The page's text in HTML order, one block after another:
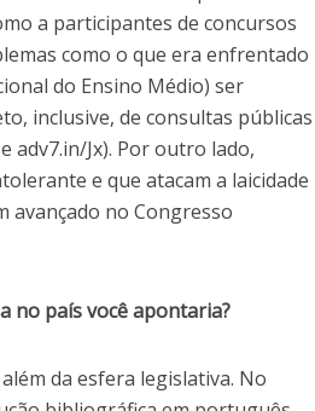
a participantes de concursos
como o que era enfrentado
do Ensino Médio) ser
inclusive, de consultas públicas
adv7.in/Jx). Por outro lado,
e que atacam a laicidade
avançado no Congresso
no país você apontaria?
da esfera legislativa. No